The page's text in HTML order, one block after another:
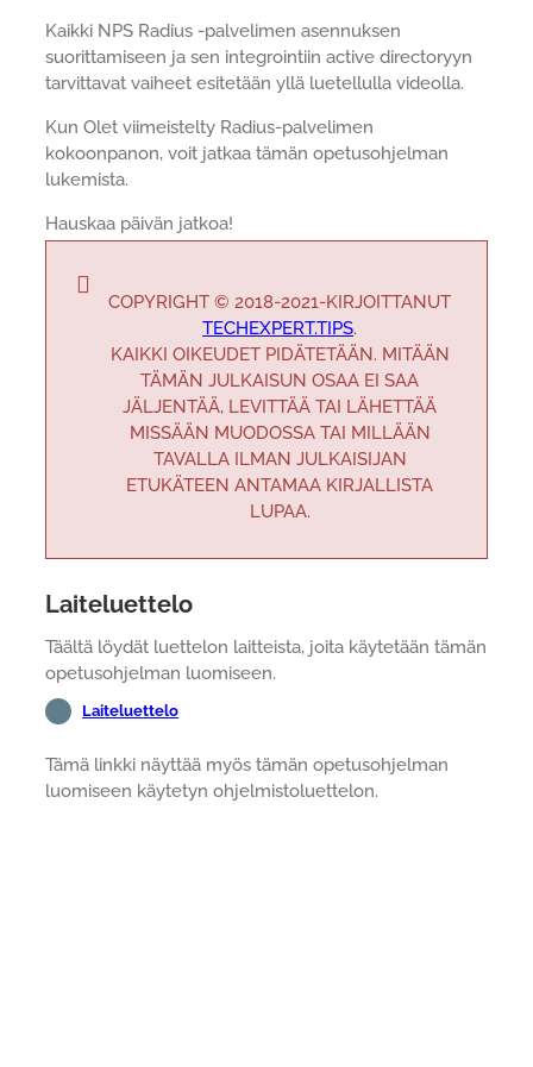
Kaikki NPS Radius -palvelimen asennuksen
suorittamiseen ja sen integrointiin active directoryyn
tarvittavat vaiheet esitetään yllä luetellulla videolla.
Kun Olet viimeistelty Radius-palvelimen
kokoonpanon, voit jatkaa tämän opetusohjelman
lukemista.
Hauskaa päivän jatkoa!
COPYRIGHT © 2018-2021-KIRJOITTANUT
TECHEXPERT.TIPS.
KAIKKI OIKEUDET PIDÄTETÄÄN. MITÄÄN
TÄMÄN JULKAISUN OSAA EI SAA
JÄLJENTÄÄ, LEVITTÄÄ TAI LÄHETTÄÄ
MISSÄÄN MUODOSSA TAI MILLÄÄN
TAVALLA ILMAN JULKAISIJAN
ETUKÄTEEN ANTAMAA KIRJALLISTA
LUPAA.
Laiteluettelo
Täältä löydät luettelon laitteista, joita käytetään tämän
opetusohjelman luomiseen.
Laiteluettelo
Tämä linkki näyttää myös tämän opetusohjelman
luomiseen käytetyn ohjelmistoluettelon.